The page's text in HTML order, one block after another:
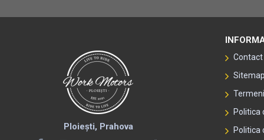
Ploiești, Prahova
Contact
Sitemap
Politica
Politica